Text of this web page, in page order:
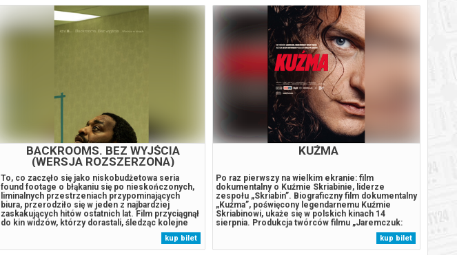
BACKROOMS. BEZ WYJŚCIA
(WERSJA ROZSZERZONA)
To, co zaczęło się jako niskobudżetowa seria
found footage o błąkaniu się po nieskończonych,
liminalnych przestrzeniach przypominających
biura, przerodziło się w jeden z najbardziej
zaskakujących hitów ostatnich lat. Film przyciągnął
do kin widzów, którzy dorastali, śledząc kolejne
odsłony internetowej legendy publikowanej na
YouTubie. Ta oddolna energia i zaangażowanie
fanów nie słabną. Twórcy wyszli...
kup bilet
KUŹMA
Po raz pierwszy na wielkim ekranie: film
dokumentalny o Kuźmie Skriabinie, liderze
zespołu „Skriabin”. Biograficzny film dokumentalny
„Kuźma”, poświęcony legendarnemu Kuźmie
Skriabinowi, ukaże się w polskich kinach 14
sierpnia. Produkcja twórców filmu „Jaremczuk:
Niezrównany świat piękna” została w całości oparta
na unikalnych materiałach archiwalnych, z których
większość nigdy wcześniej nie była ujawniona....
kup bilet